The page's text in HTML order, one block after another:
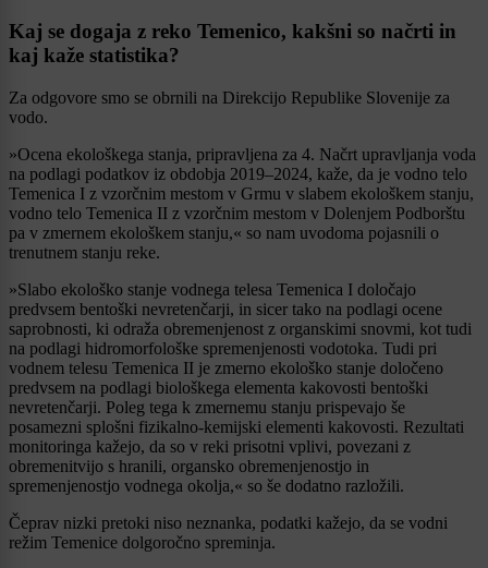
Kaj se dogaja z reko Temenico, kakšni so načrti in
kaj kaže statistika?
Za odgovore smo se obrnili na Direkcijo Republike Slovenije za
vodo.
»Ocena ekološkega stanja, pripravljena za 4. Načrt upravljanja voda
na podlagi podatkov iz obdobja 2019–2024, kaže, da je vodno telo
Temenica I z vzorčnim mestom v Grmu v slabem ekološkem stanju,
vodno telo Temenica II z vzorčnim mestom v Dolenjem Podborštu
pa v zmernem ekološkem stanju,« so nam uvodoma pojasnili o
trenutnem stanju reke.
»Slabo ekološko stanje vodnega telesa Temenica I določajo
predvsem bentoški nevretenčarji, in sicer tako na podlagi ocene
saprobnosti, ki odraža obremenjenost z organskimi snovmi, kot tudi
na podlagi hidromorfološke spremenjenosti vodotoka. Tudi pri
vodnem telesu Temenica II je zmerno ekološko stanje določeno
predvsem na podlagi biološkega elementa kakovosti bentoški
nevretenčarji. Poleg tega k zmernemu stanju prispevajo še
posamezni splošni fizikalno-kemijski elementi kakovosti. Rezultati
monitoringa kažejo, da so v reki prisotni vplivi, povezani z
obremenitvijo s hranili, organsko obremenjenostjo in
spremenjenostjo vodnega okolja,« so še dodatno razložili.
Čeprav nizki pretoki niso neznanka, podatki kažejo, da se vodni
režim Temenice dolgoročno spreminja.